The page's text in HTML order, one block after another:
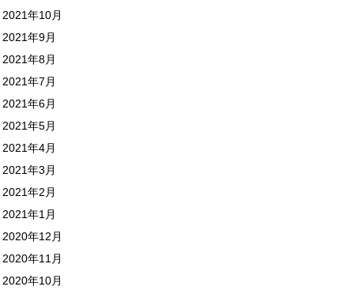
2021年10月
2021年9月
2021年8月
2021年7月
2021年6月
2021年5月
2021年4月
2021年3月
2021年2月
2021年1月
2020年12月
2020年11月
2020年10月